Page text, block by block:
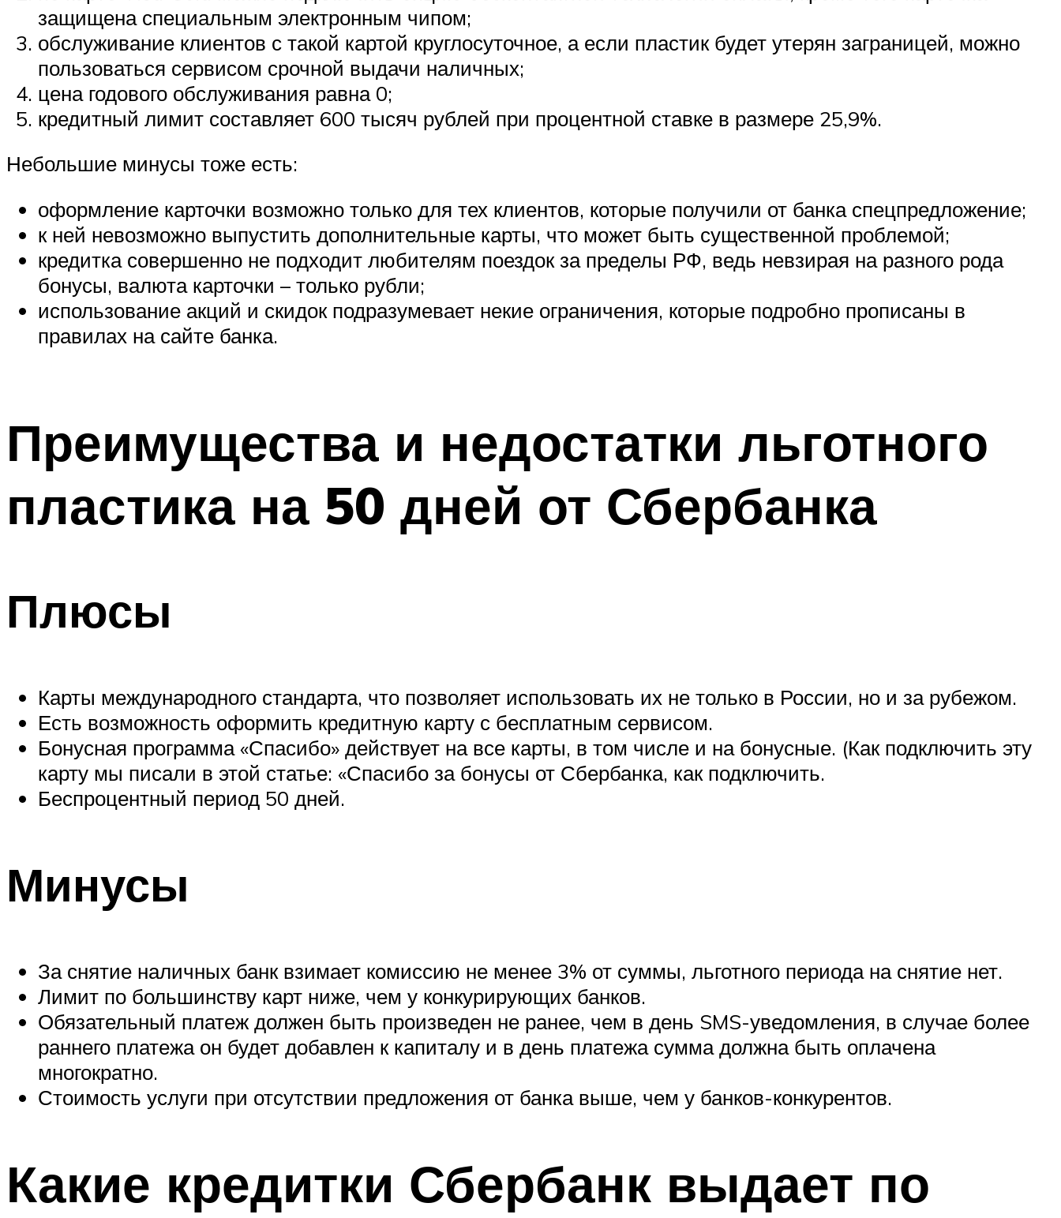
защищена специальным электронным чипом;
обслуживание клиентов с такой картой круглосуточное, а если пластик будет утерян заграницей, можно
пользоваться сервисом срочной выдачи наличных;
цена годового обслуживания равна 0;
кредитный лимит составляет 600 тысяч рублей при процентной ставке в размере 25,9%.
Небольшие минусы тоже есть:
оформление карточки возможно только для тех клиентов, которые получили от банка спецпредложение;
к ней невозможно выпустить дополнительные карты, что может быть существенной проблемой;
кредитка совершенно не подходит любителям поездок за пределы РФ, ведь невзирая на разного рода
бонусы, валюта карточки – только рубли;
использование акций и скидок подразумевает некие ограничения, которые подробно прописаны в
правилах на сайте банка.
Преимущества и недостатки льготного
пластика на 50 дней от Сбербанка
Плюсы
Карты международного стандарта, что позволяет использовать их не только в России, но и за рубежом.
Есть возможность оформить кредитную карту с бесплатным сервисом.
Бонусная программа «Спасибо» действует на все карты, в том числе и на бонусные. (Как подключить эту
карту мы писали в этой статье: «Спасибо за бонусы от Сбербанка, как подключить.
Беспроцентный период 50 дней.
Минусы
За снятие наличных банк взимает комиссию не менее 3% от суммы, льготного периода на снятие нет.
Лимит по большинству карт ниже, чем у конкурирующих банков.
Обязательный платеж должен быть произведен не ранее, чем в день SMS-уведомления, в случае более
раннего платежа он будет добавлен к капиталу и в день платежа сумма должна быть оплачена
многократно.
Стоимость услуги при отсутствии предложения от банка выше, чем у банков-конкурентов.
Какие кредитки Сбербанк выдает по